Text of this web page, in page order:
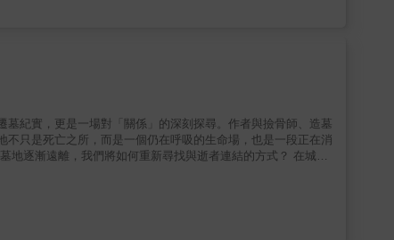
紀實，更是一場對「關係」的深刻探尋。作者與撿骨師、造墓
只是死亡之所，而是一個仍在呼吸的生命場，也是一段正在消
逐漸遠離，我們將如何重新尋找與逝者連結的方式？ 在城市
著匠人的家私，重新打開封存的記憶。擁有兩百年歷史的新竹
族記憶的鑰匙，也寫火如何改寫死亡，紀錄火化時代下的生死